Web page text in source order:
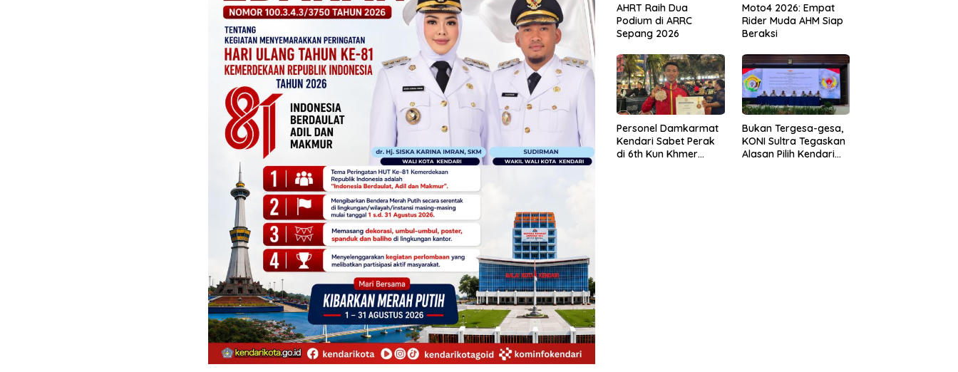
AHRT Raih Dua
Podium di ARRC
Sepang 2026
Moto4 2026: Empat
Rider Muda AHM Siap
Beraksi
Personel Damkarmat
Kendari Sabet Perak
di 6th Kun Khmer
Bukan Tergesa-gesa,
KONI Sultra Tegaskan
Alasan Pilih Kendari